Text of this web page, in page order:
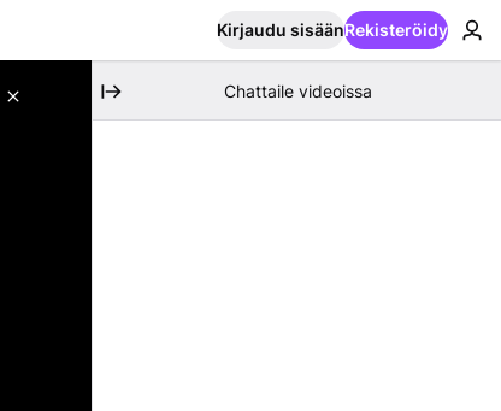
Kirjaudu sisäänRekisteröidy
Chattaile videoissa